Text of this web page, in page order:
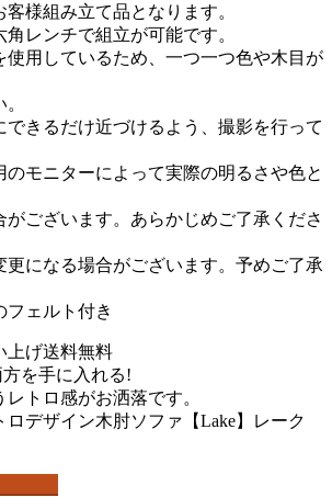
様組み立て品となります。
レンチで組立が可能です。
用しているため、一つ一つ色や木目が
きるだけ近づけるよう、撮影を行って
のモニターによって実際の明るさや色と
がございます。あらかじめご了承くださ
になる場合がございます。予めご了承
ェルト付き
を手に入れる!
トロ感がお洒落です。